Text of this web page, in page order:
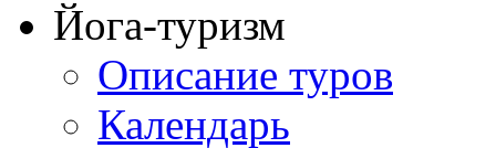
Йога-туризм
Описание туров
Календарь